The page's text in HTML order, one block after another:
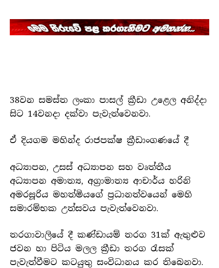
38වන සමස්ත ලංකා පාසල් ක්‍රීඩා උළෙල අනිද්දා
සිට 14වනදා දක්වා පැවැත්වෙනවා.
ඒ දියගම මහින්ද රාජපක්ෂ ක්‍රීඩාංගණයේ දී
අධ්‍යාපන, උසස් අධ්‍යාපන සහ වෘත්තීය
අධ්‍යාපන අමාත්‍ය, අග්‍රාමාත්‍ය ආචාර්ය හරිනි
අමරසූරිය මහත්මියගේ ප්‍රධානත්වයෙන් මෙහි
සමාරම්භක උත්සවය පැවැත්වෙනවා.
තරගාවාලියේ දී කණ්ඩායම් තරග 31ක් ඇතුළුව
ජවන හා පිටිය මලල ක්‍රීඩා තරග රැසක්
පැවැත්වීමට කටයුතු සංවිධානය කර තිබෙනවා.